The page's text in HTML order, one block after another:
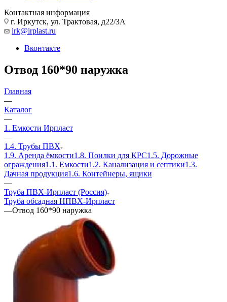
Контактная информация
г. Иркутск, ул. Трактовая, д22/3А
irk@irplast.ru
Вконтакте
Отвод 160*90 наружка
Главная
—
Каталог
—
1. Емкости Ирпласт
—
1.4. Трубы ПВХ
1.9. Аренда ёмкости1.8. Поилки для КРС1.5. Дорожные
ограждения1.1. Емкости1.2. Канализация и септики1.3.
Дачная продукция1.6. Контейнеры, ящики
—
Труба ПВХ-Ирпласт (Россия)
Труба обсадная НПВХ-Ирпласт
—Отвод 160*90 наружка